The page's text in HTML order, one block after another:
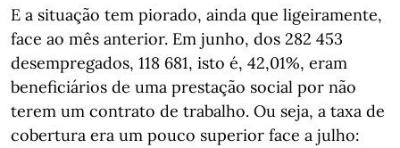
E a situação tem piorado, ainda que ligeiramente,
face ao mês anterior. Em junho, dos 282 453
desempregados, 118 681, isto é, 42,01%, eram
beneficiários de uma prestação social por não
terem um contrato de trabalho. Ou seja, a taxa de
cobertura era um pouco superior face a julho: